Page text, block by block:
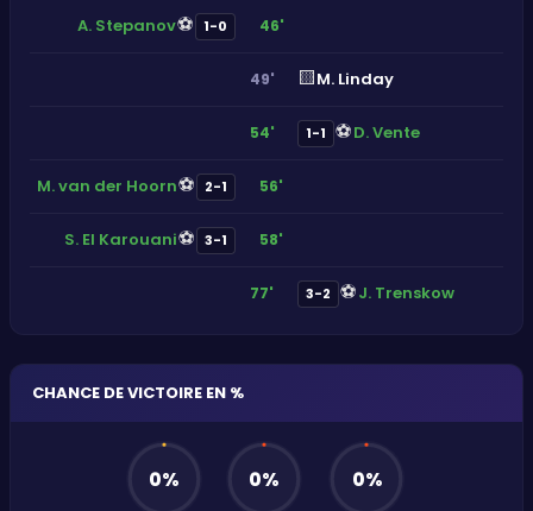
A. Stepanov⚽ 1-0 46'
49' 🟨M. Linday
54' 1-1 ⚽D. Vente
M. van der Hoorn⚽ 2-1 56'
S. El Karouani⚽ 3-1 58'
77' 3-2 ⚽J. Trenskow
CHANCE DE VICTOIRE EN %
0% 0% 0%